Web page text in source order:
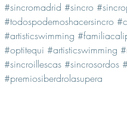
#sincromadrid #sincro
#todospodemoshacersincro
#artisticswimming
#optitequi #artisticswimming
#sincroillescas #sincrosordos
#premiosiberdrolasupera